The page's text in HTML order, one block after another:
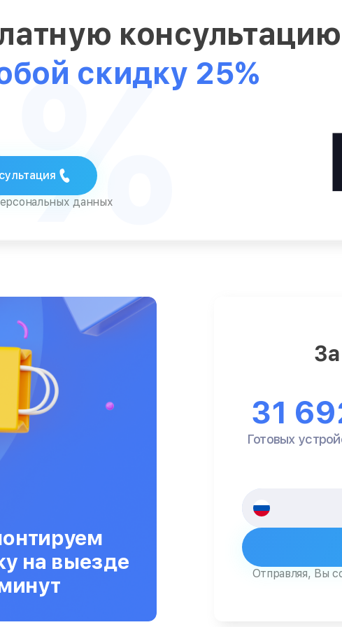
скидку 25%
данных
на выезде
31
Готовых
Отправляя, Вы